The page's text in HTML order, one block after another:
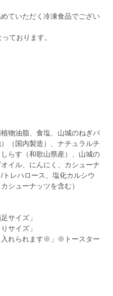
ていただく冷凍食品でござい
ております。
物油脂、食塩、山城のねぎパ
（国内製造）、ナチュラルチ
らす（和歌山県産）、山城の
イル、にんにく、カシューナ
レハロース、塩化カルシウ
シューナッツを含む）
サイズ」
サイズ」
入れられます※」※トースター